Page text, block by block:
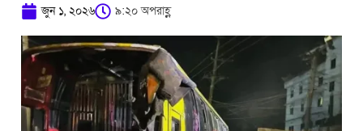
জুন ১, ২০২৬ ৯:২০ অপরাহ্ণ